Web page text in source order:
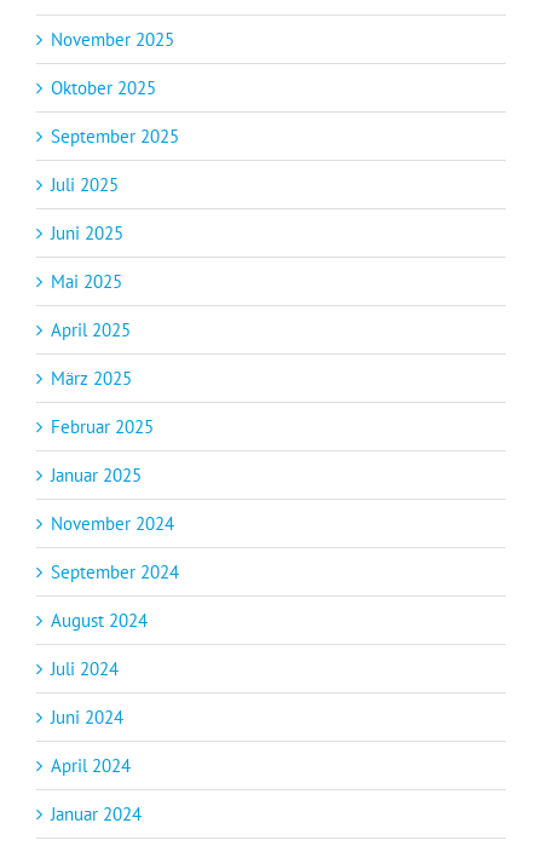
November 2025
Oktober 2025
September 2025
Juli 2025
Juni 2025
Mai 2025
April 2025
März 2025
Februar 2025
Januar 2025
November 2024
September 2024
August 2024
Juli 2024
Juni 2024
April 2024
Januar 2024